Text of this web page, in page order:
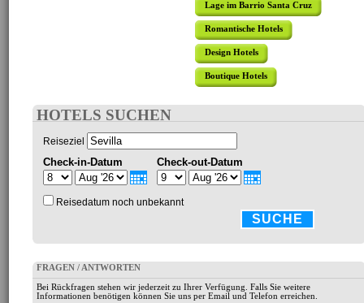
Lage im Barrio Santa Cruz
Romantische Hotels
Design Hotels
Boutique Hotels
HOTELS SUCHEN
Reiseziel
Check-in-Datum Check-out-Datum
Reisedatum noch unbekannt
SUCHE
FRAGEN / ANTWORTEN
Bei Rückfragen stehen wir jederzeit zu Ihrer Verfügung. Falls Sie weitere
Informationen benötigen können Sie uns per Email und Telefon erreichen.